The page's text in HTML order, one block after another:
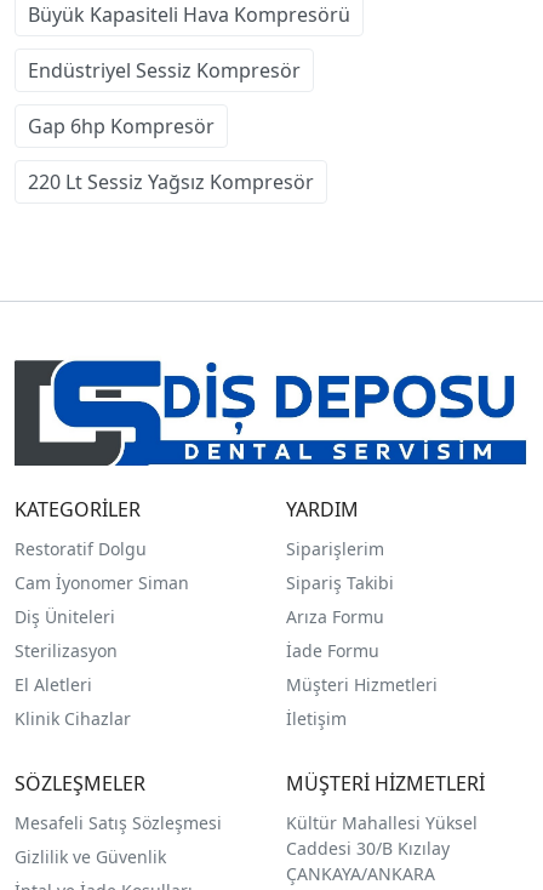
Büyük Kapasiteli Hava Kompresörü
Endüstriyel Sessiz Kompresör
Gap 6hp Kompresör
220 Lt Sessiz Yağsız Kompresör
KATEGORİLER
Restoratif Dolgu
Cam İyonomer Siman
Diş Üniteleri
Sterilizasyon
El Aletleri
Klinik Cihazlar
YARDIM
Siparişlerim
Sipariş Takibi
Arıza Formu
İade Formu
Müşteri Hizmetleri
İletişim
SÖZLEŞMELER
Mesafeli Satış Sözleşmesi
Gizlilik ve Güvenlik
MÜŞTERİ HİZMETLERİ
Kültür Mahallesi Yüksel
Caddesi 30/B Kızılay
ÇANKAYA/ANKARA